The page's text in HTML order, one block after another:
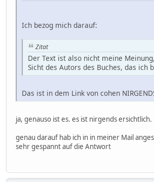
Ich bezog mich darauf:
Zitat
Der Text ist also nicht meine
Sicht des Autors des Buches, das ich
Das ist in dem Link von cohen
ja, genauso ist es. es ist nirgends ersichtlich.
genau darauf hab ich in in meiner Mail
sehr gespannt auf die Antwort